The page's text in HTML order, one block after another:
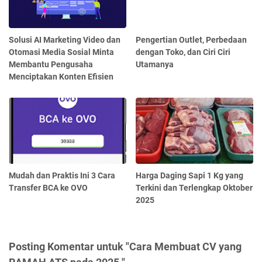
Solusi AI Marketing Video dan
Otomasi Media Sosial Minta
Membantu Pengusaha
Menciptakan Konten Efisien
Pengertian Outlet, Perbedaan
dengan Toko, dan Ciri Ciri
Utamanya
Mudah dan Praktis Ini 3 Cara
Transfer BCA ke OVO
Harga Daging Sapi 1 Kg yang
Terkini dan Terlengkap Oktober
2025
Posting Komentar untuk "Cara Membuat CV yang